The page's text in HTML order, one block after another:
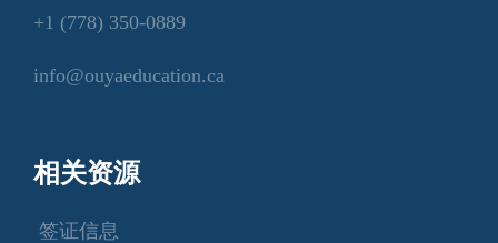
+1 (778) 350-0889
info@ouyaeducation.ca
相关资源
签证信息